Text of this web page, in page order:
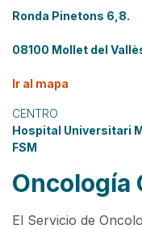
Ronda Pinetons 6,8.
08100 Mollet del
Ir al mapa
CENTRO
Hospital Universitari
FSM
Oncología
El Servicio de